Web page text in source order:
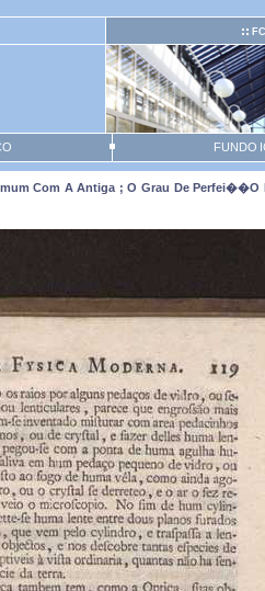
FC
FUNDO
Com A Antiga ; O Grau De Perfei��o